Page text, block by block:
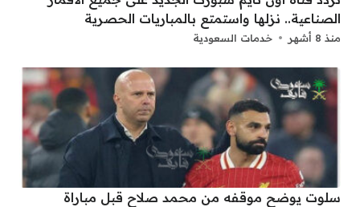
الصناعية.. نزلها واستمتع بالمباريات الحصرية
منذ 8 أشهر خدمات السعودية
سلوت يوضح موقفه من محمد صلاح قبل مباراة